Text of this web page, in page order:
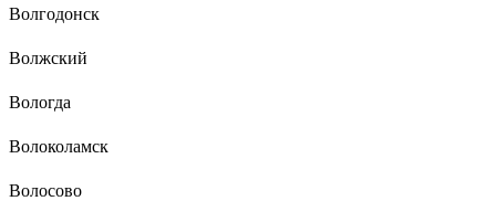
Волгодонск
Волжский
Вологда
Волоколамск
Волосово